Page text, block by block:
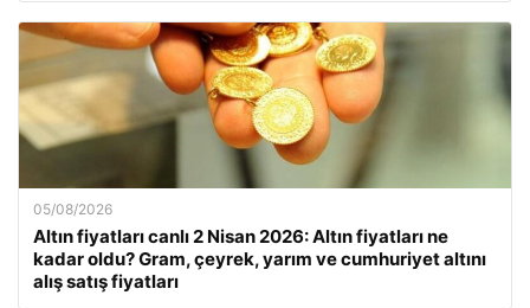
05/08/2026
Altın fiyatları canlı 2 Nisan 2026: Altın fiyatları ne
kadar oldu? Gram, çeyrek, yarım ve cumhuriyet altını
alış satış fiyatları